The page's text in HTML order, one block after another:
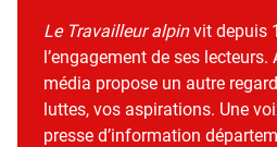
Le Travailleur alpinvit depuis
l’engagement de ses lecteurs.
média propose un autre
luttes, vos aspirations. Une
presse d’information